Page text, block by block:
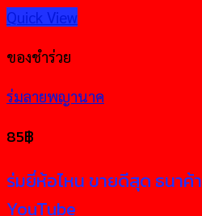
Quick View
ของชำร่วย
ร่มลายพญานาค
85฿
ร่มยี่ห้อไหน ขายดีสุด ธนาค้
YouTube